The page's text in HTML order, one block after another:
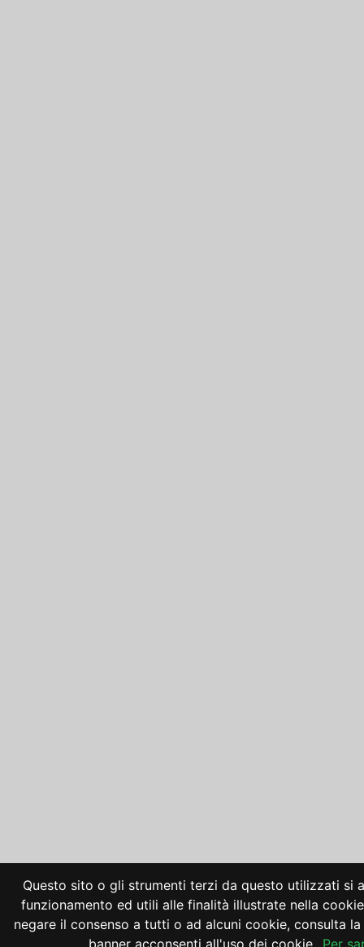
Questo sito o gli strumenti terzi da questo utilizzati si
funzionamento ed utili alle finalità illustrate nella
negare il consenso a tutti o ad alcuni cookie, consulta
banner acconsenti all'uso dei cookie.
Per